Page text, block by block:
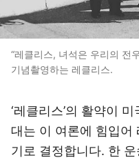
“레클리스, 녀석은 우리의 전
기념촬영하는 레클리스.
‘레클리스’의 활약이
대는 이 여론에 힘입어
기로 결정합니다. 한